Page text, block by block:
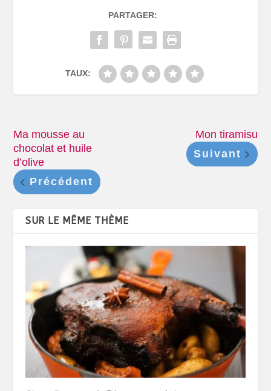
PARTAGER:
TAUX:
Ma mousse au
chocolat et huile
d’olive
Précédent
Mon tiramisu
Suivant
SUR LE MÊME THÈME